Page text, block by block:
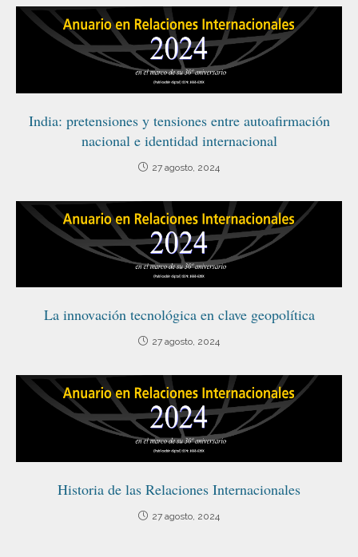
India: pretensiones y tensiones entre autoafirmación
nacional e identidad internacional
27 agosto, 2024
La innovación tecnológica en clave geopolítica
27 agosto, 2024
Historia de las Relaciones Internacionales
27 agosto, 2024